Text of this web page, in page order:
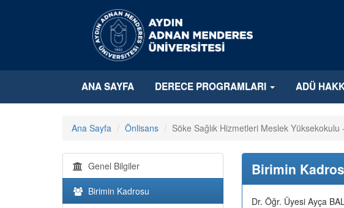
ANA SAYFA DERECE PROGRAMLARI ADÜ
Ana Sayfa Önlisans Söke Sağlık Hizmetleri Meslek Yüksekokulu -
Genel Bilgiler
Birimin Kadrosu
Birimin
Dr. Öğr. Üyesi Ayça